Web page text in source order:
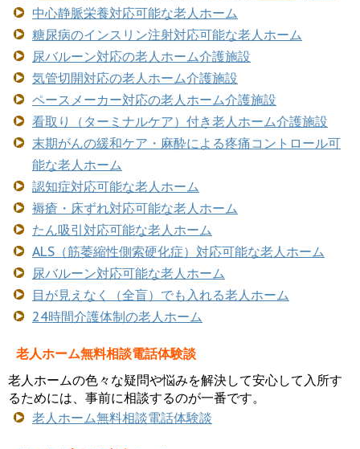
中心静脈栄養対応可能な老人ホーム
糖尿病のインスリン注射対応可能な老人ホーム
尿バルーン対応の老人ホーム介護施設
気管切開対応の老人ホーム介護施設
ペースメーカー対応の老人ホーム介護施設
看取り（ターミナルケア）付き老人ホーム介護施設
末期がんの緩和ケア・麻酔による疼痛コントロール可
能な老人ホーム
認知症対応可能な老人ホーム
褥瘡・床ずれ対応可能な老人ホーム
たん吸引対応可能な老人ホーム
ALS（筋萎縮性側索硬化症）対応可能な老人ホーム
尿バルーン対応可能な老人ホーム
目が見えなく（全盲）でも入れる老人ホーム
24時間介護体制の老人ホーム
老人ホーム無料相談電話体験談
老人ホームの色々な疑問や悩みを解決して安心して入所す
るためには、事前に相談するのが一番です。
老人ホーム無料相談電話体験談